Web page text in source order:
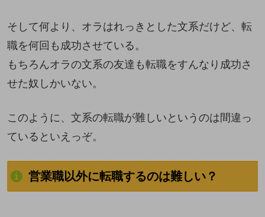
そして何より、オラはれっきとした文系だけど、転
職を何回も成功させている。
もちろんオラの文系の友達も転職をすんなり成功さ
せた奴しかいない。
このように、文系の転職が難しいというのは間違っ
ているといえっぞ。
営業職以外に転職するのは難しい？